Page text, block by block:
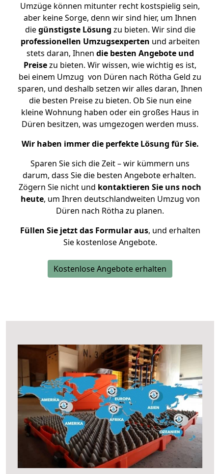
Umzüge können mitunter recht kostspielig sein,
aber keine Sorge, denn wir sind hier, um Ihnen
diegünstigste Lösung zu bieten. Wir sind die
professionellen Umzugsexperten und arbeiten
stets daran, Ihnen die besten Angebote und
Preisezu bieten. Wir wissen, wie wichtig es ist,
bei einem Umzug von Düren nach Rötha Geld zu
sparen, und deshalb setzen wir alles daran, Ihnen
die besten Preise zu bieten. Ob Sie nun eine
kleine Wohnung haben oder ein großes Haus in
Düren besitzen, was umgezogen werden muss.
Wir haben immer die perfekte Lösung für Sie.
Sparen Sie sich die Zeit – wir kümmern uns
darum, dass Sie die besten Angebote erhalten.
Zögern Sie nicht und kontaktieren Sie uns noch
heute, um Ihren deutschlandweiten Umzug von
Düren nach Rötha zu planen.
Füllen Sie jetzt das Formular aus, und erhalten
Sie kostenlose Angebote.
Kostenlose Angebote erhalten